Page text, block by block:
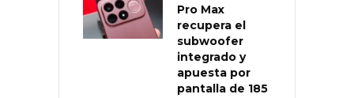
Pro Max
recupera el
subwoofer
integrado y
apuesta por
pantalla de 185